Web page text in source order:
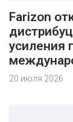
Farizon
усиления
20 июля 2026